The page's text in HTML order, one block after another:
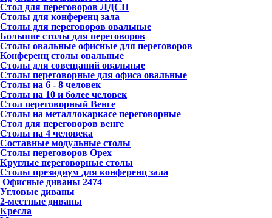
Стол для переговоров ЛДСП
Столы для конференц зала
Столы для переговоров овальные
Большие столы для переговоров
Столы овальные офисные для переговоров
Конференц столы овальные
Столы для совещаний овальные
Столы переговорные для офиса овальные
Столы на 6 - 8 человек
Столы на 10 и более человек
Стол переговорный Венге
Столы на металлокаркасе переговорные
Стол для переговоров венге
Столы на 4 человека
Составные модульные столы
Столы переговоров Орех
Круглые переговорные столы
Столы президиум для конференц зала
Офисные диваны 2474
Угловые диваны
2-местные диваны
Кресла